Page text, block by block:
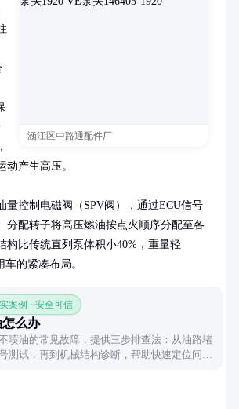
涵江区中路通配件厂
动产生高压。
量控制电磁阀（SPV阀），通过ECU信号
分配转子将高压燃油按点火顺序分配至各
构比传统直列泵体积小40%，重量轻
的紧凑布局。
案例 · 安全可信
怎么办
喷油的常见故障，提供三步排查法：从油路堵
测试，再到机械结构诊断，帮助快速定位问题